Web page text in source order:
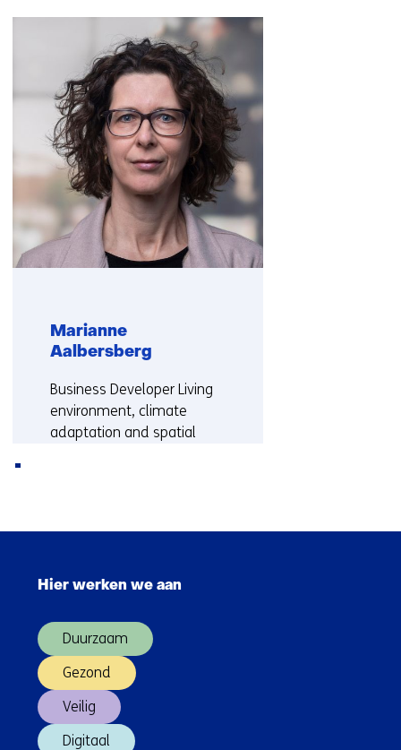
navigatie
over
(Neem
contact
met
ons
op)
Marianne
Aalbersberg
Functie:
Business Developer Living
environment, climate
adaptation and spatial
naar
Hier werken we aan
Duurzaam
Gezond
Veilig
Digitaal